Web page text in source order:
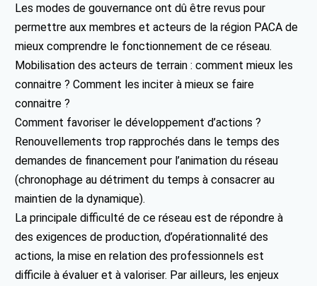
Les modes de gouvernance ont dû être revus pour
permettre aux membres et acteurs de la région PACA de
mieux comprendre le fonctionnement de ce réseau.
Mobilisation des acteurs de terrain : comment mieux les
connaitre ? Comment les inciter à mieux se faire
connaitre ?
Comment favoriser le développement d’actions ?
Renouvellements trop rapprochés dans le temps des
demandes de financement pour l’animation du réseau
(chronophage au détriment du temps à consacrer au
maintien de la dynamique).
La principale difficulté de ce réseau est de répondre à
des exigences de production, d’opérationnalité des
actions, la mise en relation des professionnels est
difficile à évaluer et à valoriser. Par ailleurs, les enjeux